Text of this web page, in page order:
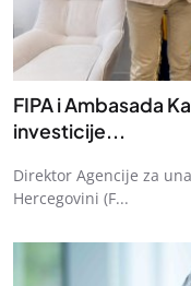
FIPA i Ambasada
investicije...
Direktor Agencije za
Hercegovini (F...